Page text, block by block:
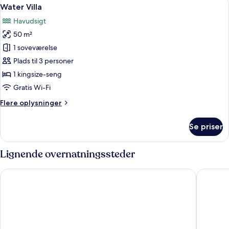
alle
billeder
af
Water
Villa
6
Water Villa
Havudsigt
50 m²
1 soveværelse
Plads til 3 personer
1 kingsize-seng
Gratis Wi-Fi
Flere oplysninger
Flere
Villa
Se priser
Lignende overnatningssteder
Centara Ras Fushi Resort & Spa Maldives